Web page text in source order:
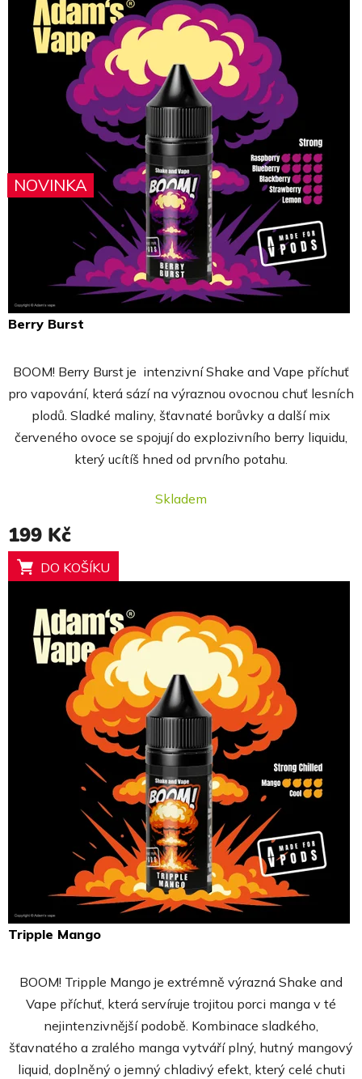
NOVINKA
Berry Burst
BOOM! Berry Burst je intenzivní Shake and Vape příchuť
pro vapování, která sází na výraznou ovocnou chuť lesních
plodů. Sladké maliny, šťavnaté borůvky a další mix
červeného ovoce se spojují do explozivního berry liquidu,
který ucítíš hned od prvního potahu.
Skladem
hodnocení
produktu
5,0
199 Kč
DO KOŠÍKU
NOVINKA
Tripple Mango
BOOM! Tripple Mango je extrémně výrazná Shake and
Vape příchuť, která servíruje trojitou porci manga v té
nejintenzivnější podobě. Kombinace sladkého,
šťavnatého a zralého manga vytváří plný, hutný mangový
liquid, doplněný o jemný chladivý efekt, který celé chuti
hodnocení
produktu
5,0